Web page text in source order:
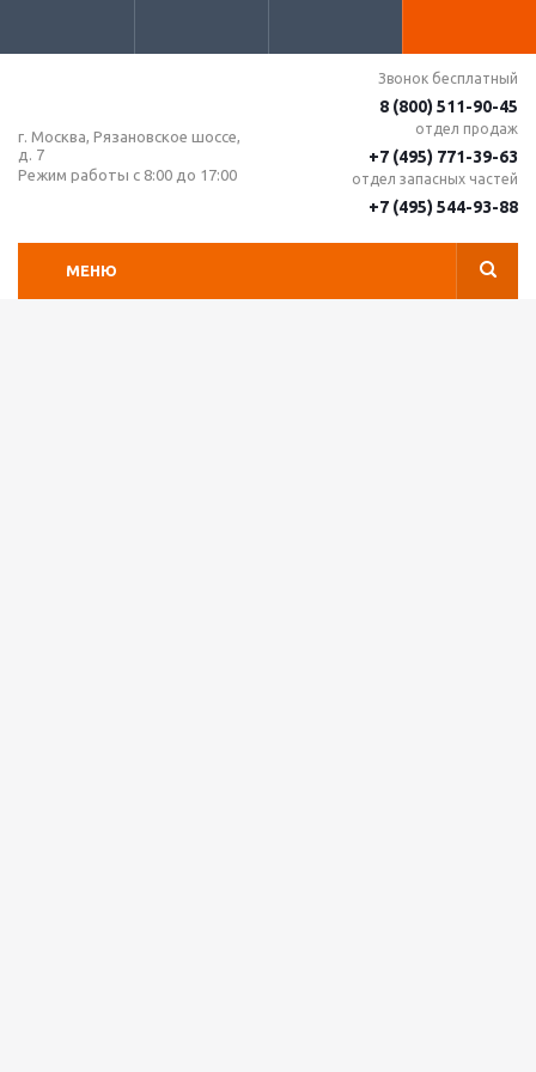
г. Москва, Рязановское шоссе,
д. 7
Режим работы с 8:00 до 17:00
Звонок бесплатный
8 (800) 511-90-45
отдел продаж
+7 (495) 771-39-63
отдел запасных частей
+7 (495) 544-93-88
МЕНЮ